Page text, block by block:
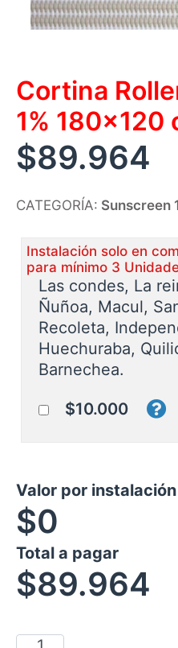
Cortina
1% 180×120
$89.964
CATEGORÍA: Sunscreen
Instalación solo en
para mínimo 3
Las condes, La
Ñuñoa, Macul,
Recoleta,
Huechuraba,
Barnechea.
$10.000
Valor por instalación
$0
Total a pagar
$89.964